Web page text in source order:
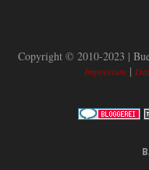
Copyright © 2010-2023 |
Impressum |